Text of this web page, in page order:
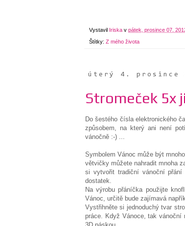
Vystavil Iriska v pátek, prosince 07,
Štítky: Z mého života
úterý 4. prosince
Stromeček 5x
Do šestého čísla elektronického
způsobem, na který ani není
vánočně :-) ...
Symbolem Vánoc může být
větvičky můžete nahradit mnoha
si vytvořit tradiční vánoční
dostatek.
Na výrobu přáníčka použijte
Vánoc, určitě bude zajímavá
Vystřihněte si jednoduchý tvar
práce. Když Vánoce, tak vánoční